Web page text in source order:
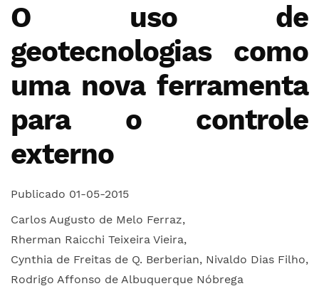
O uso de
geotecnologias como
uma nova ferramenta
para o controle
externo
Publicado 01-05-2015
Carlos Augusto de Melo Ferraz,
Rherman Raicchi Teixeira Vieira,
Cynthia de Freitas de Q. Berberian, Nivaldo Dias Filho,
Rodrigo Affonso de Albuquerque Nóbrega